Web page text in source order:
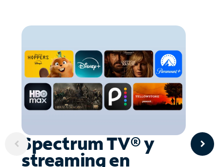
Spectrum TV® y
streaming en